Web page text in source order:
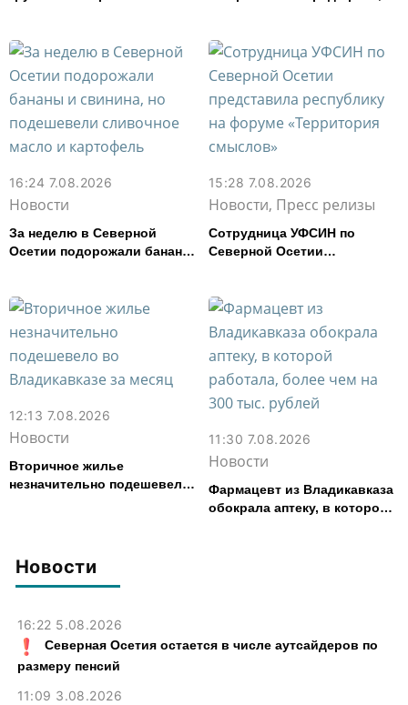
Новости
16:22 5.08.2026
Северная Осетия остается в числе аутсайдеров по
размеру пенсий
11:09 3.08.2026
16:24 7.08.2026
Новости
За неделю в Северной
Осетии подорожали бананы
картофель
15:28 7.08.2026
Новости, Пресс релизы
Сотрудница УФСИН по
Северной Осетии
смыслов»
12:13 7.08.2026
Новости
Вторичное жилье
незначительно подешевело
11:30 7.08.2026
Новости
Фармацевт из Владикавказа
обокрала аптеку, в которой